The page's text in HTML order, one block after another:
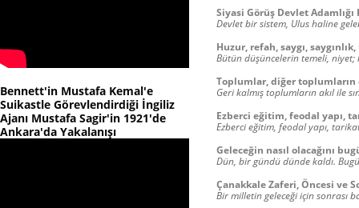
Bennett'in Mustafa Kemal'e
Suikastle Görevlendirdiği İngiliz
Ajanı Mustafa Sagir'in 1921'de
Ankara'da Yakalanışı
Siyasi Görüş Devlet
Devlet bir sistem, Ulus haline
Huzur, refah, saygı,
Bütün düşüncelerin temeli, niyet;
Toplumlar, diğer toplumların
Geri kalmış toplumların akıl ile
Ezberci eğitim, feodal yapı,
Ezberci eğitim, feodal yapı,
Geleceğin nasıl olacağını
Dün, bir gündü dünde kaldı.
Çanakkale Zaferi, Öncesi ve
Bir milletin geleceği için sonrası